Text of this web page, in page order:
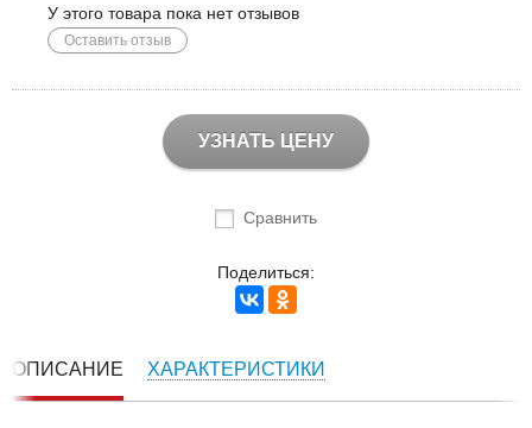
У этого товара пока нет отзывов
Оставить отзыв
УЗНАТЬ ЦЕНУ
Сравнить
Поделиться:
ОПИСАНИЕ ХАРАКТЕРИСТИКИ